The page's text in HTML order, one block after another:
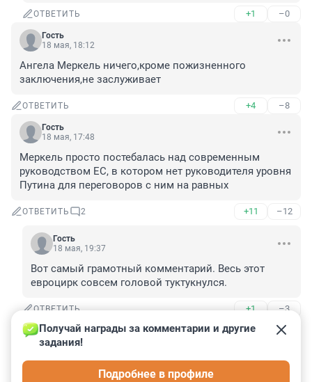
ОТВЕТИТЬ +1 –0
Гость
18 мая, 18:12
Ангела Меркель ничего,кроме пожизненного
заключения,не заслуживает
ОТВЕТИТЬ +4 –8
Гость
18 мая, 17:48
Меркель просто постебалась над современным
руководством ЕС, в котором нет руководителя уровня
Путина для переговоров с ним на равных
ОТВЕТИТЬ 2 +11 –12
Гость
18 мая, 19:37
Вот самый грамотный комментарий. Весь этот
евроцирк совсем головой туктукнулся.
ОТВЕТИТЬ +1 –3
Гость
18 мая, 22:26
Какой же это уровень?Если люди не чувстауют
безопасности.А это самое главное.
Получай награды за комментарии и другие
задания!
Подробнее в профиле